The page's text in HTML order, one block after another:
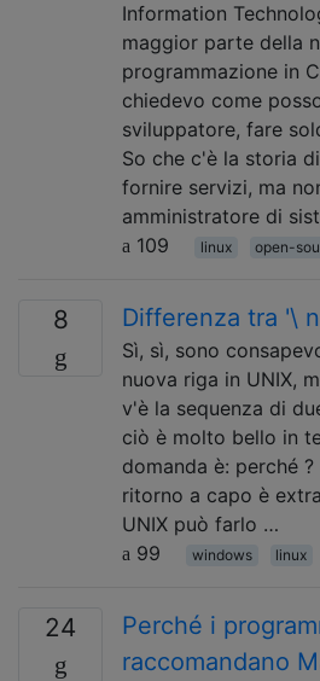
Information
maggior parte della
programmazione in
chiedevo come
sviluppatore, fare
So che c'è la storia
fornire servizi, ma
amministratore di
109
linux open-
8 Differenza tra '\
Sì, sì, sono
nuova riga in UNIX,
v'è la sequenza di
ciò è molto bello in
domanda è: perché
ritorno a capo è
UNIX può farlo …
99
windows linux
24
Perché i
raccomandano